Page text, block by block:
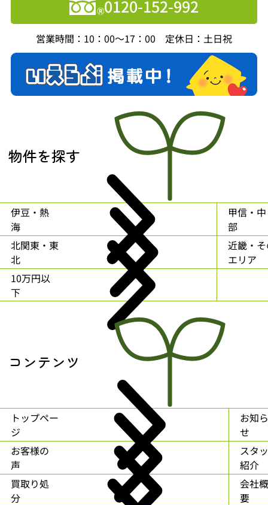
0120-152-992
営業時間：10：00～17：00 定休日：土日祝
物件を探す
伊豆・熱
海
甲信・中
部
北関東・東
北
近畿・
エリア
10万円以
下
コンテンツ
トップペー
ジ
お知ら
せ
お客様の
声
スタ
紹介
買取り処
分
会社概
要